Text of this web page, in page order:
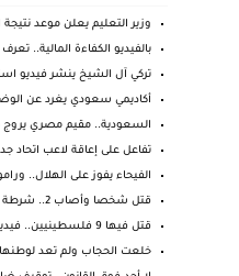
وزير التعليم يعلن موعد نتيجة
بالفيديو الكفاءة المالية..
تركي آل الشيخ ينشر فيديو
أكاديمي سعودي يغرد عن
السعودية.. مقيم مصري يروج
تفاعل على إعاقة لاعب اتحاد
الفيحاء يفوز على الهلال..
قتل شخصا وأصاب 2.. شرطة طهران تعلن اعتقال مسلح هاج...
قتل فيها 9 فلسطينيين.. فيديو يظهر لحظة مداهمة قوات...
خلعت الحجاب ولم تعد